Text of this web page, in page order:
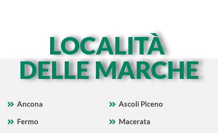
LOCALITÀ
DELLE MARCHE
Ancona
Ascoli Piceno
Fermo
Macerata